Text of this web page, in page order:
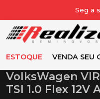
Seg a
ESTOQUE VENDA SEU
VolksWagen
TSI 1.0 Flex 12V